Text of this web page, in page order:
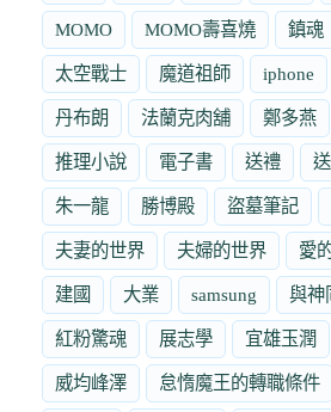
MOMO MOMO壽喜燒 鎮魂
太空戰士 魔道祖師 iphone
丹布朗 法蘭克肉舖 鄭多燕
推理小說 電子書 送禮
朱一龍 勝博殿 盜墓筆記
夫妻的世界 夫婦的世界 愛
建國 大業 samsung 與神
紅粉驚魂 展志學 宜雄玉潤
威均峰澤 怠惰魔王的轉職條件